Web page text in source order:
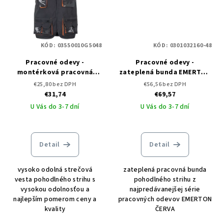
Pracovné odevy -
montérková pracovná
vesta EMERTON STRETCH
€25,80 bez DPH
€31,74
U Vás do 3-7 dní
Detail
vysoko odolná strečová
vesta pohodlného strihu s
vysokou odolnosťou a
najlepším pomerom ceny a
kvality
KÓD: 03550010G5048
Pracovné odevy -
zateplená bunda EMERTON
WINTER ČERVA
€56,56 bez DPH
€69,57
U Vás do 3-7 dní
Detail
zateplená pracovná bunda
pohodlného strihu z
najpredávanejšej série
pracovných odevov EMERTON
ČERVA
KÓD: 0301032160-48